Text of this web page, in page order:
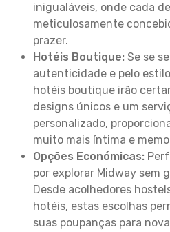
inigualáveis, onde cada
meticulosamente
prazer.
Hotéis Boutique: Se se
autenticidade e pelo
hotéis boutique irão
designs únicos e um
personalizado,
muito mais íntima e
Opções Económicas:
por explorar Midway sem
Desde acolhedores
hotéis, estas escolhas
suas poupanças para